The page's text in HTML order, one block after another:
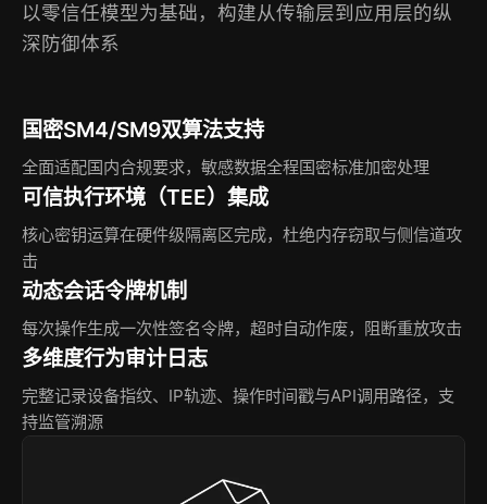
以零信任模型为基础，构建从传输层到应用层的纵
深防御体系
国密SM4/SM9双算法支持
全面适配国内合规要求，敏感数据全程国密标准加密处理
可信执行环境（TEE）集成
核心密钥运算在硬件级隔离区完成，杜绝内存窃取与侧信道攻
击
动态会话令牌机制
每次操作生成一次性签名令牌，超时自动作废，阻断重放攻击
多维度行为审计日志
完整记录设备指纹、IP轨迹、操作时间戳与API调用路径，支
持监管溯源